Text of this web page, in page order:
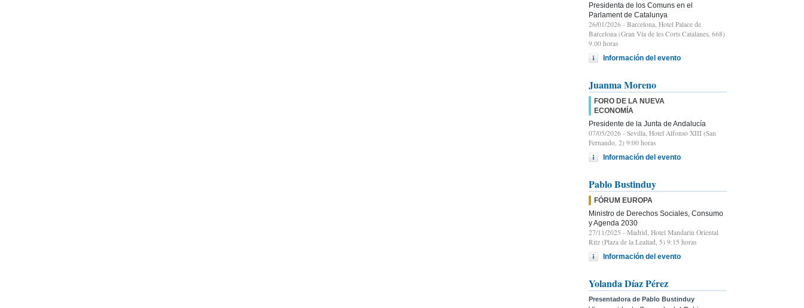
Presidenta de los Comuns en el
Parlament de Catalunya
26/01/2026 - Barcelona, Hotel Palace de
Barcelona (Gran Vía de les Corts Catalanes, 668)
9.00 horas
Información del evento
Juanma Moreno
FORO DE LA NUEVA
ECONOMÍA
Presidente de la Junta de Andalucía
07/05/2026 - Sevilla, Hotel Alfonso XIII (San
Fernando, 2) 9:00 horas
Información del evento
Pablo Bustinduy
FÓRUM EUROPA
Ministro de Derechos Sociales, Consumo
y Agenda 2030
27/11/2025 - Madrid, Hotel Mandarin Oriental
Ritz (Plaza de la Lealtad, 5) 9:15 horas
Información del evento
Yolanda Díaz Pérez
Presentadora de Pablo Bustinduy